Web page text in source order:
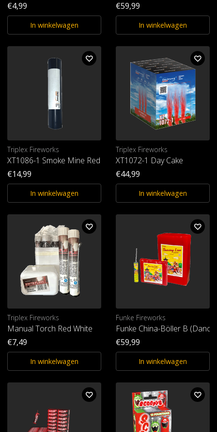
€4,99
In winkelwagen
€59,99
In winkelwagen
Triplex Fireworks
XT1086-1 Smoke Mine Red T1
€14,99
In winkelwagen
Triplex Fireworks
XT1072-1 Day Cake
€44,99
In winkelwagen
Triplex Fireworks
Manual Torch Red White
€7,49
In winkelwagen
Funke Fireworks
Funke China-Böller B
€59,99
In winkelwagen